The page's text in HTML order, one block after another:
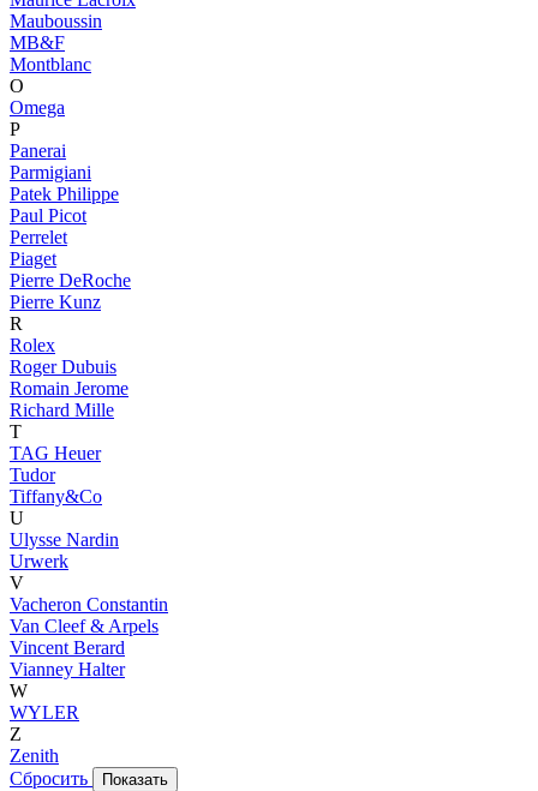
Mauboussin
MB&F
Montblanc
O
Omega
P
Panerai
Parmigiani
Patek Philippe
Paul Picot
Perrelet
Piaget
Pierre DeRoche
Pierre Kunz
R
Rolex
Roger Dubuis
Romain Jerome
Richard Mille
T
TAG Heuer
Tudor
Tiffany&Co
U
Ulysse Nardin
Urwerk
V
Vacheron Constantin
Van Cleef & Arpels
Vincent Berard
Vianney Halter
W
WYLER
Z
Zenith
Сбросить
Показать